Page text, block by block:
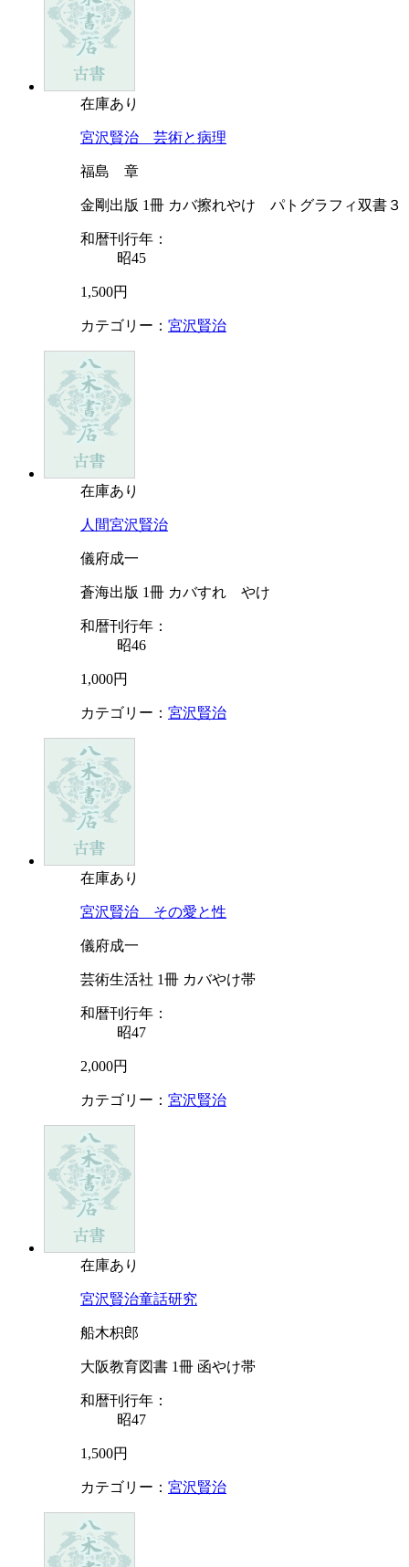
在庫あり
宮沢賢治 芸術と病理
福島 章
金剛出版 1冊 カバ擦れやけ パトグラフィ双書３
和暦刊行年：
昭45
1,500円
カテゴリー： 宮沢賢治
在庫あり
人間宮沢賢治
儀府成一
蒼海出版 1冊 カバすれ やけ
和暦刊行年：
昭46
1,000円
カテゴリー： 宮沢賢治
在庫あり
宮沢賢治 その愛と性
儀府成一
芸術生活社 1冊 カバやけ帯
和暦刊行年：
昭47
2,000円
カテゴリー： 宮沢賢治
在庫あり
宮沢賢治童話研究
船木枳郎
大阪教育図書 1冊 函やけ帯
和暦刊行年：
昭47
1,500円
カテゴリー： 宮沢賢治